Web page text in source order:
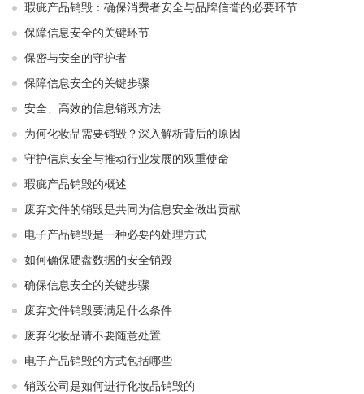
瑕疵产品销毁：确保消费者安全与品牌信誉的必要环节
保障信息安全的关键环节
保密与安全的守护者
保障信息安全的关键步骤
安全、高效的信息销毁方法
为何化妆品需要销毁？深入解析背后的原因
守护信息安全与推动行业发展的双重使命
瑕疵产品销毁的概述
废弃文件的销毁是共同为信息安全做出贡献
电子产品销毁是一种必要的处理方式
如何确保硬盘数据的安全销毁
确保信息安全的关键步骤
废弃文件销毁要满足什么条件
废弃化妆品请不要随意处置
电子产品销毁的方式包括哪些
销毁公司是如何进行化妆品销毁的